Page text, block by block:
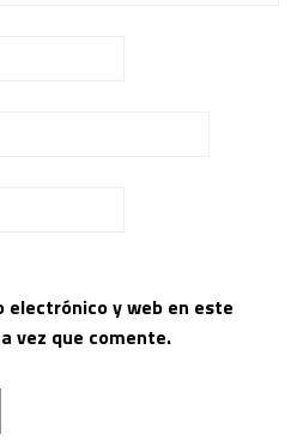
electrónico y web en este
vez que comente.